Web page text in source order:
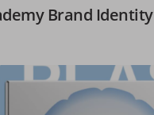
Brand Identity